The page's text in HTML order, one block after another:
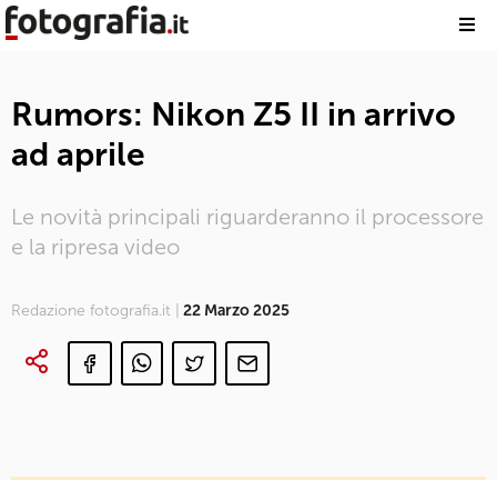
Rumors: Nikon Z5 II in arrivo
ad aprile
Le novità principali riguarderanno il processore
e la ripresa video
Redazione fotografia.it | 22 Marzo 2025